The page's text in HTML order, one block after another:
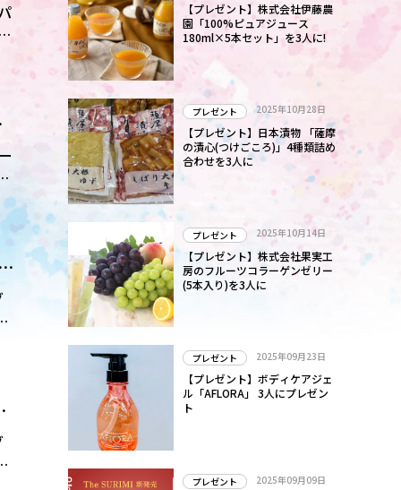
【プレゼント】株式会社伊藤農
園「100%ピュアジュース
180ml×5本セット」を3人に!
プレゼント 2025年10月28日
【プレゼント】日本漬物 「薩摩
の漬心(つけごころ)」4種類詰め
合わせを3人に
プレゼント 2025年10月14日
【プレゼント】株式会社果実工
房のフルーツコラーゲンゼリー
(5本入り)を3人に
プレゼント 2025年09月23日
【プレゼント】ボディケアジェ
ル「AFLORA」 3人にプレゼン
ト
プレゼント 2025年09月09日